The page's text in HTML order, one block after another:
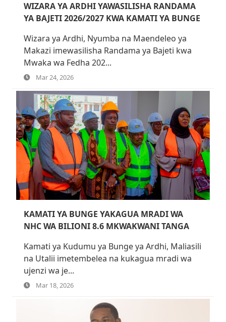
WIZARA YA ARDHI YAWASILISHA RANDAMA
YA BAJETI 2026/2027 KWA KAMATI YA BUNGE
Wizara ya Ardhi, Nyumba na Maendeleo ya
Makazi imewasilisha Randama ya Bajeti kwa
Mwaka wa Fedha 202...
Mar 24, 2026
KAMATI YA BUNGE YAKAGUA MRADI WA
NHC WA BILIONI 8.6 MKWAKWANI TANGA
Kamati ya Kudumu ya Bunge ya Ardhi, Maliasili
na Utalii imetembelea na kukagua mradi wa
ujenzi wa je...
Mar 18, 2026